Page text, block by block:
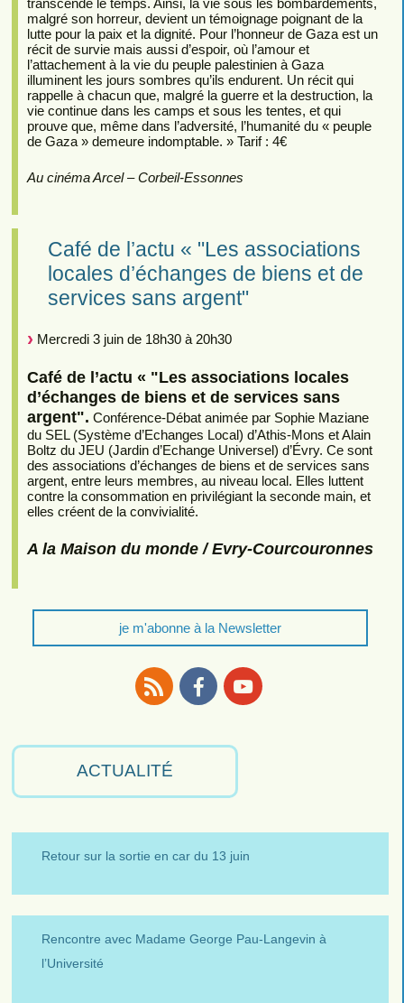
transcende le temps. Ainsi, la vie sous les bombardements,
malgré son horreur, devient un témoignage poignant de la
lutte pour la paix et la dignité. Pour l’honneur de Gaza est un
récit de survie mais aussi d’espoir, où l’amour et
l’attachement à la vie du peuple palestinien à Gaza
illuminent les jours sombres qu’ils endurent. Un récit qui
rappelle à chacun que, malgré la guerre et la destruction, la
vie continue dans les camps et sous les tentes, et qui
prouve que, même dans l’adversité, l’humanité du « peuple
de Gaza » demeure indomptable. » Tarif : 4€
Au cinéma Arcel – Corbeil-Essonnes
Café de l’actu « "Les associations
locales d’échanges de biens et de
services sans argent"
Mercredi 3 juin de 18h30 à 20h30
Café de l’actu « "Les associations locales
d’échanges de biens et de services sans
argent". Conférence-Débat animée par Sophie Maziane
du SEL (Système d’Echanges Local) d’Athis-Mons et Alain
Boltz du JEU (Jardin d’Echange Universel) d’Évry. Ce sont
des associations d’échanges de biens et de services sans
argent, entre leurs membres, au niveau local. Elles luttent
contre la consommation en privilégiant la seconde main, et
elles créent de la convivialité.
A la Maison du monde / Evry-Courcouronnes
je m'abonne à la Newsletter
ACTUALITÉ
Retour sur la sortie en car du 13 juin
Rencontre avec Madame George Pau-Langevin à
l’Université